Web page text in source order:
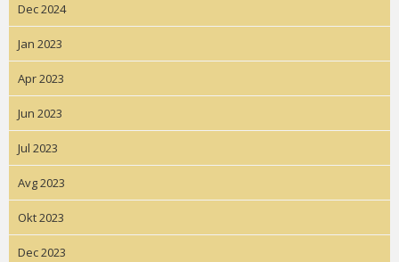
Dec 2024
Jan 2023
Apr 2023
Jun 2023
Jul 2023
Avg 2023
Okt 2023
Dec 2023